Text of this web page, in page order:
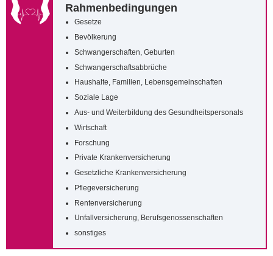
Rahmenbedingungen
Gesetze
Bevölkerung
Schwangerschaften, Geburten
Schwangerschaftsabbrüche
Haushalte, Familien, Lebensgemeinschaften
Soziale Lage
Aus- und Weiterbildung des Gesundheitspersonals
Wirtschaft
Forschung
Private Krankenversicherung
Gesetzliche Krankenversicherung
Pflegeversicherung
Rentenversicherung
Unfallversicherung, Berufsgenossenschaften
sonstiges